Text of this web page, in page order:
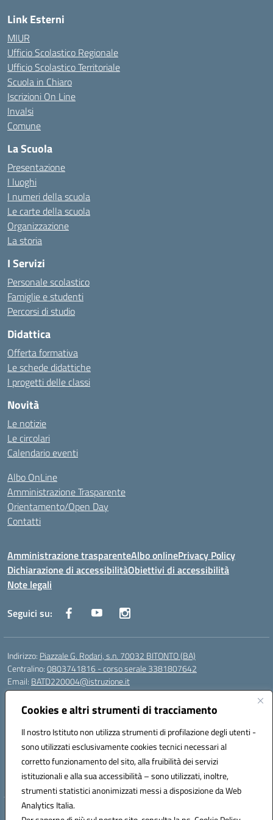
Cookies e altri strumenti di tracciamento
Il nostro Istituto non utilizza strumenti di profilazione degli utenti -
sono utilizzati esclusivamente cookies tecnici necessari al
corretto funzionamento del sito, alla fruibilità dei servizi
istituzionali e alla sua accessibilità – sono utilizzati, inoltre,
strumenti statistici anonimizzati messi a disposizione da Web
Analytics Italia.
Link Esterni
MIUR
Ufficio Scolastico Regionale
Ufficio Scolastico Territoriale
Scuola in Chiaro
Iscrizioni On Line
Invalsi
Comune
La Scuola
Presentazione
I luoghi
I numeri della scuola
Le carte della scuola
Organizzazione
La storia
I Servizi
Personale scolastico
Famiglie e studenti
Percorsi di studio
Didattica
Offerta formativa
Le schede didattiche
I progetti delle classi
Novità
Le notizie
Le circolari
Calendario eventi
Albo OnLine
Amministrazione Trasparente
Orientamento/Open Day
Contatti
Amministrazione trasparenteAlbo onlinePrivacy Policy
Dichiarazione di accessibilitàObiettivi di accessibilità
Note legali
Seguici su:
Indirizzo: Piazzale G. Rodari, s.n. 70032 BITONTO (BA)
Centralino:0803741816 - corso serale 3381807642
Email: BATD220004@istruzione.it
Posta elettronica certificata (PEC):batd220004@pec.istruzione.it
Codice fiscale: 93062840728
Codice meccanografico:BATD220004
Codice Indice delle Pubbliche Amministrazioni (IPA): itcvg
Codice unico di fatturazione (CUF): UFIJVU
la scuola è raggiungibile anche al numero: ☎️ 3520316918
Hosting & Powered by 3D Solution S.r.l.